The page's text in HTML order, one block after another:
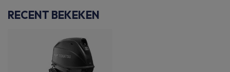
RECENT BEKEKEN